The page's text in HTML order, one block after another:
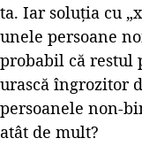
ta. Iar soluția cu
unele persoane
probabil că restul
urască îngrozitor
persoanele non-
atât de mult?